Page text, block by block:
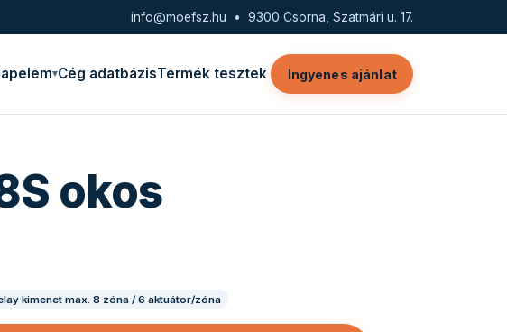
info@moefsz.hu • 9300 Csorna, Szatmári u. 17.
Cég adatbázisTermék tesztek Ingyenes ajánlat
okos
kimenet max. 8 zóna / 6 aktuátor/zóna